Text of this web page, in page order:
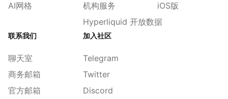
AI网格
机构服务
Hyperliquid 开放数据
iOS版
联系我们
聊天室
商务邮箱
官方邮箱
加入社区
Telegram
Twitter
Discord